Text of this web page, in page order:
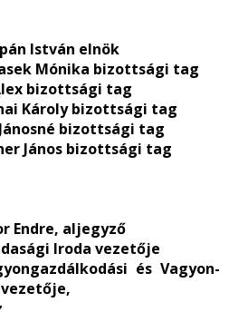
István elnök
bizottsági tag
tag
bizottsági tag
tag
bizottsági tag
Endre, aljegyző
Iroda vezetője
és Vagyon-